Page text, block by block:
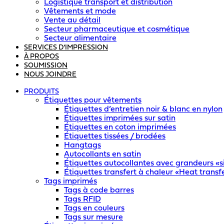
Logistique transport et distribution
Vêtements et mode
Vente au détail
Secteur pharmaceutique et cosmétique
Secteur alimentaire
SERVICES D’IMPRESSION
À PROPOS
SOUMISSION
NOUS JOINDRE
PRODUITS
Étiquettes pour vêtements
Étiquettes d’entretien noir & blanc en nylon
Étiquettes imprimées sur satin
Étiquettes en coton imprimées
Étiquettes tissées / brodées
Hangtags
Autocollants en satin
Étiquettes autocollantes avec grandeurs
Étiquettes transfert à chaleur «Heat
Tags imprimés
Tags à code barres
Tags RFID
Tags en couleurs
Tags sur mesure